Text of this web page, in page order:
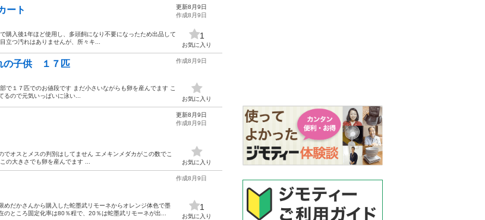
ート
購入後1年ほど使用し、多頭飼になり不要になったため出品して
立つ汚れはありませんが、所々キ...
更新8月9日
作成8月9日
1
お気に入り
子供 １７匹
１７匹でのお値段です まだ小さいながらも卵を産んでます こ
ので元気いっぱいに泳い...
作成8月9日
お気に入り
オスとメスの判別はしてません エメキンメダカがこの数でこ
の大きさでも卵を産んでます ...
更新8月9日
作成8月9日
お気に入り
だかさんから購入した蛇墨武リモーネからオレンジ体色で墨
ところ固定化率は80％程で、20％は蛇墨武リモーネが出...
作成8月9日
1
お気に入り